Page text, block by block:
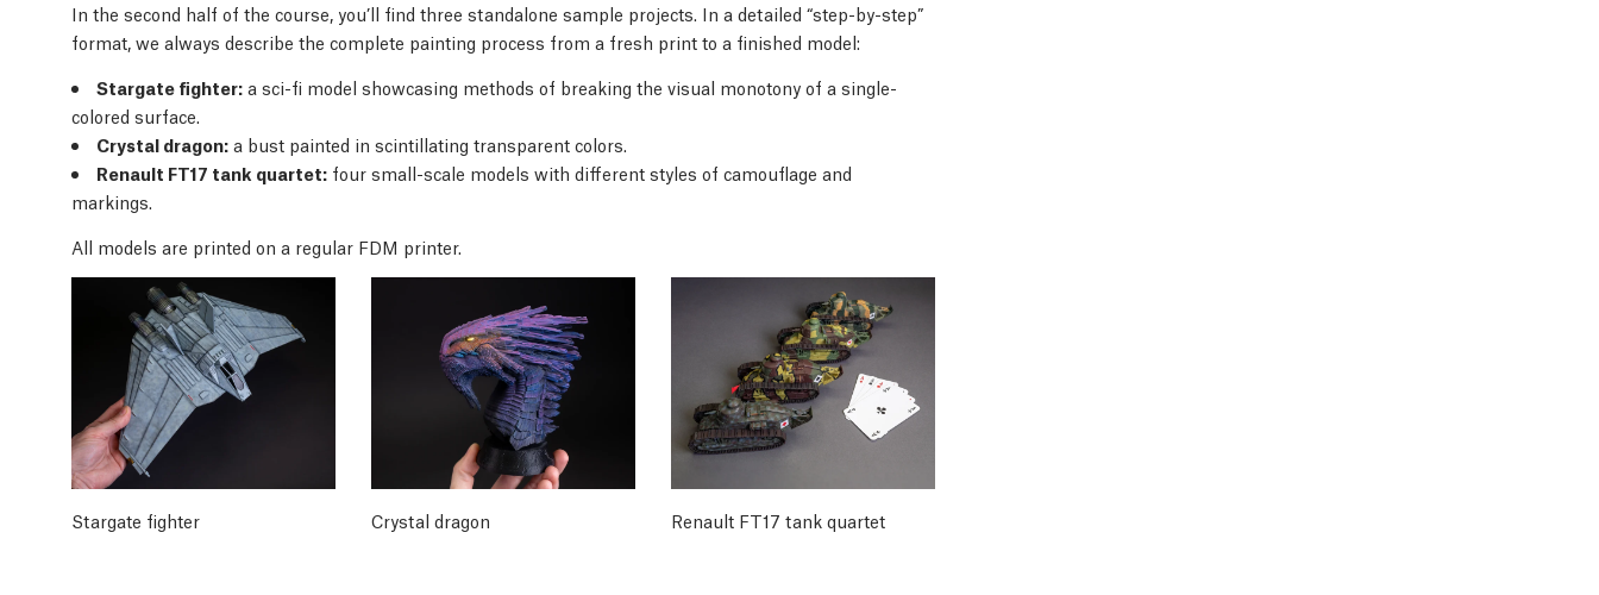
In the second half of the course, you’ll find three standalone sample projects. In a detailed “step-by-step”
format, we always describe the complete painting process from a fresh print to a finished model:
Stargate fighter: a sci-fi model showcasing methods of breaking the visual monotony of a single-
colored surface.
Crystal dragon: a bust painted in scintillating transparent colors.
Renault FT17 tank quartet: four small-scale models with different styles of camouflage and
markings.
All models are printed on a regular FDM printer.
Stargate fighter Crystal dragon Renault FT17 tank quartet